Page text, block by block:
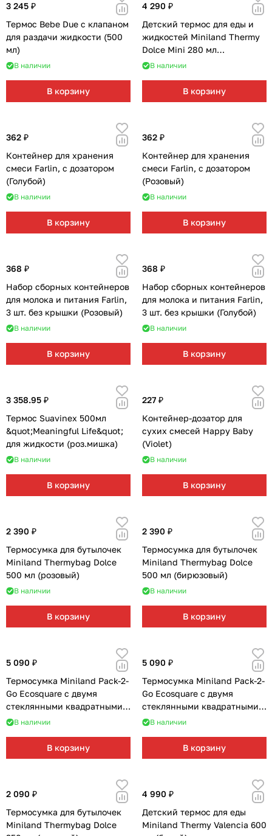
3 245 ₽
Термос Bebe Due с клапаном
для раздачи жидкости (500
мл)
В наличии
В корзину
4 290 ₽
Детский термос для еды и
жидкостей Miniland Thermy
Dolce Mini 280 мл
(бирюзовый/енот)
В наличии
В корзину
362 ₽
Контейнер для хранения
смеси Farlin, с дозатором
(Голубой)
В наличии
В корзину
362 ₽
Контейнер для хранения
смеси Farlin, с дозатором
(Розовый)
В наличии
В корзину
368 ₽
Набор сборных контейнеров
для молока и питания Farlin,
3 шт. без крышки (Розовый)
В наличии
В корзину
368 ₽
Набор сборных контейнеров
для молока и питания Farlin,
3 шт. без крышки (Голубой)
В наличии
В корзину
3 358.95 ₽
Термос Suavinex 500мл
&quot;Meaningful Life&quot;
для жидкости (роз.мишка)
В наличии
В корзину
227 ₽
Контейнер-дозатор для
сухих смесей Happy Baby
(Violet)
В наличии
В корзину
2 390 ₽
Термосумка для бутылочек
Miniland Thermybag Dolce
500 мл (розовый)
В наличии
В корзину
2 390 ₽
Термосумка для бутылочек
Miniland Thermybag Dolce
500 мл (бирюзовый)
В наличии
В корзину
5 090 ₽
Термосумка Miniland Pack-2-
Go Ecosquare с двумя
стеклянными квадратными
контейнерами по 210 мл
В наличии
В корзину
5 090 ₽
Термосумка Miniland Pack-2-
Go Ecosquare с двумя
стеклянными квадратными
контейнерами по 210 мл
В наличии
В корзину
2 090 ₽
Термосумка для бутылочек
Miniland Thermybag Dolce
4 990 ₽
Детский термос для еды
Miniland Thermy Valencia 600